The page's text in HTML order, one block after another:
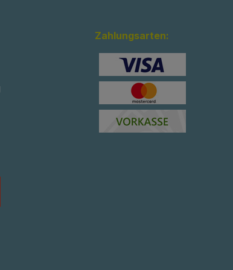
Zahlungsarten: